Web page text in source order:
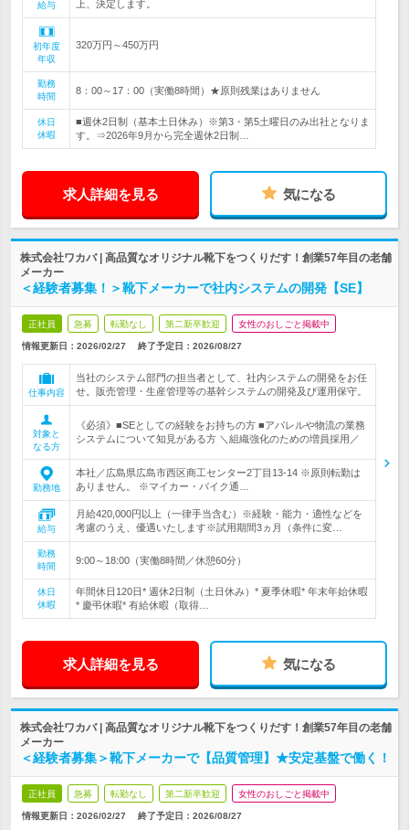
給与 上、決定します。
初年度
年収
320万円～450万円
勤務
時間
8：00～17：00（実働8時間）★原則残業はありません
休日
休暇
■週休2日制（基本土日休み）※第3・第5土曜日のみ出社となりま
す。⇒2026年9月から完全週休2日制…
求人詳細を見る 気になる
株式会社ワカバ | 高品質なオリジナル靴下をつくりだす！創業57年目の老舗
メーカー
＜経験者募集！＞靴下メーカーで社内システムの開発【SE】
正社員 急募 転勤なし 第二新卒歓迎 女性のおしごと掲載中
情報更新日：2026/02/27 終了予定日： 2026/08/27
仕事内容
当社のシステム部門の担当者として、社内システムの開発をお任
せ。販売管理・生産管理等の基幹システムの開発及び運用保守。
対象と
なる方
《必須》■SEとしての経験をお持ちの方 ■アパレルや物流の業務
システムについて知見がある方 ＼組織強化のための増員採用／
勤務地
本社／広島県広島市西区商工センター2丁目13-14 ※原則転勤は
ありません。 ※マイカー・バイク通…
給与
月給420,000円以上（一律手当含む）※経験・能力・適性などを
考慮のうえ、優遇いたします※試用期間3ヵ月（条件に変…
勤務
時間
9:00～18:00（実働8時間／休憩60分）
休日
休暇
年間休日120日* 週休2日制（土日休み）* 夏季休暇* 年末年始休暇
* 慶弔休暇* 有給休暇（取得…
求人詳細を見る 気になる
株式会社ワカバ | 高品質なオリジナル靴下をつくりだす！創業57年目の老舗
メーカー
＜経験者募集＞靴下メーカーで【品質管理】★安定基盤で働く！
正社員 急募 転勤なし 第二新卒歓迎 女性のおしごと掲載中
情報更新日：2026/02/27 終了予定日： 2026/08/27